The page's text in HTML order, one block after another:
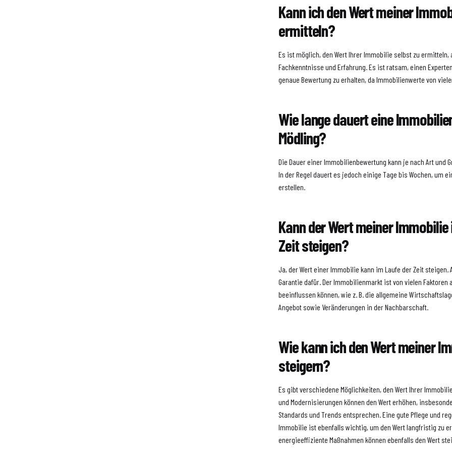
Kann ich den Wert meiner
ermitteln?
Es ist möglich, den Wert Ihrer Immobilie selbst zu ermitteln,
Fachkenntnisse und Erfahrung. Es ist ratsam, einen
genaue Bewertung zu erhalten, da Immobilienwerte von
Wie lange dauert eine
Mödling?
Die Dauer einer Immobilienbewertung kann je nach Art und
In der Regel dauert es jedoch einige Tage bis Wochen, um
erstellen.
Kann der Wert meiner Immobilie
Zeit steigen?
Ja, der Wert einer Immobilie kann im Laufe der Zeit steigen.
Garantie dafür. Der Immobilienmarkt ist von vielen Faktoren
beeinflussen können, wie z. B. die allgemeine
Angebot sowie Veränderungen in der Nachbarschaft.
Wie kann ich den Wert meiner
steigern?
Es gibt verschiedene Möglichkeiten, den Wert Ihrer
und Modernisierungen können den Wert erhöhen,
Standards und Trends entsprechen. Eine gute Pflege und
Immobilie ist ebenfalls wichtig, um den Wert langfristig zu
energieeffiziente Maßnahmen können ebenfalls den Wert